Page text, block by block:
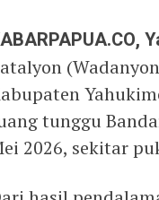
tunggu
2026, sekitar